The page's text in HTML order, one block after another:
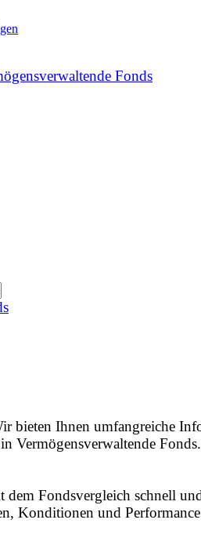
Fonds
bieten Ihnen umfangreiche
Vermögensverwaltende Fonds.
dem Fondsvergleich schnell
Konditionen und